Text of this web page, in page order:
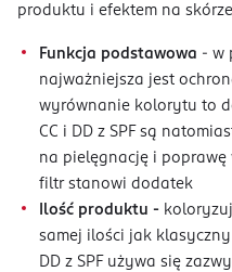
produktu i efektem na
Funkcja podstawowa - w
najważniejsza jest
wyrównanie kolorytu to
CC i DD z SPF są
na pielęgnację i
filtr stanowi dodatek
Ilość produktu -
samej ilości jak klasyczny
DD z SPF używa się